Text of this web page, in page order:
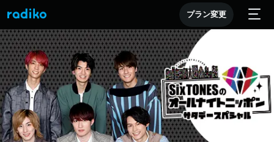
プラン変更